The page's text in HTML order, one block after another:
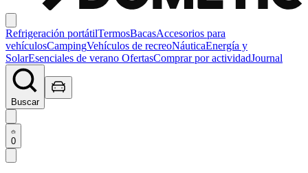
Refrigeración portátilTermosBacasAccesorios para
vehículosCampingVehículos de recreoNáuticaEnergía y
SolarEsenciales de verano OfertasComprar por actividadJournal
Buscar
0